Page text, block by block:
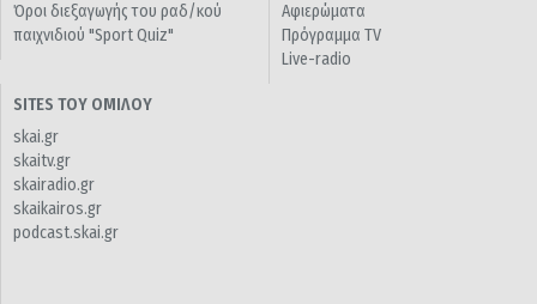
Όροι διεξαγωγής του ραδ/κού
παιχνιδιού "Sport Quiz"
Αφιερώματα
Πρόγραμμα TV
Live-radio
SITES ΤΟΥ ΟΜΙΛΟΥ
skai.gr
skaitv.gr
skairadio.gr
skaikairos.gr
podcast.skai.gr